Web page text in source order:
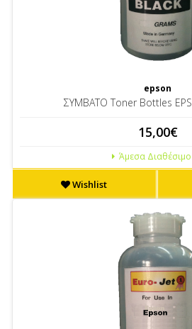
epson
ΣΥΜΒΑΤΟ Toner Bottles
15,00€
Άμεσα Διαθέσιμο
Wishlist